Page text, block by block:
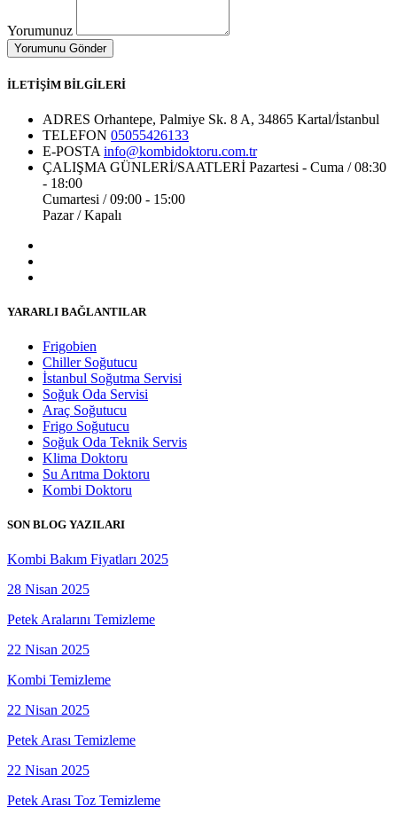
Yorumunuz
İLETİŞİM BİLGİLERİ
ADRES Orhantepe, Palmiye Sk. 8 A, 34865 Kartal/İstanbul
TELEFON 05055426133
E-POSTA info@kombidoktoru.com.tr
ÇALIŞMA GÜNLERİ/SAATLERİ Pazartesi - Cuma / 08:30
- 18:00
Cumartesi / 09:00 - 15:00
Pazar / Kapalı
YARARLI BAĞLANTILAR
Frigobien
Chiller Soğutucu
İstanbul Soğutma Servisi
Soğuk Oda Servisi
Araç Soğutucu
Frigo Soğutucu
Soğuk Oda Teknik Servis
Klima Doktoru
Su Arıtma Doktoru
Kombi Doktoru
SON BLOG YAZILARI
Kombi Bakım Fiyatları 2025
28 Nisan 2025
Petek Aralarını Temizleme
22 Nisan 2025
Kombi Temizleme
22 Nisan 2025
Petek Arası Temizleme
22 Nisan 2025
Petek Arası Toz Temizleme